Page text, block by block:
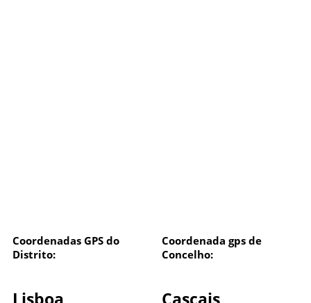
Coordenadas GPS do
Distrito:
Coordenada gps de
Concelho: